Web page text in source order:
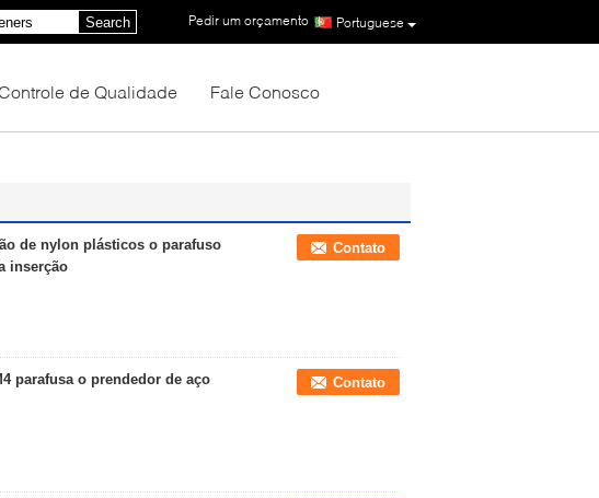
Portuguese
Pedir um orçamento |
Search
de Qualidade Fale Conosco
de nylon plásticos o parafuso
inserção
Contato
parafusa o prendedor de aço
Contato